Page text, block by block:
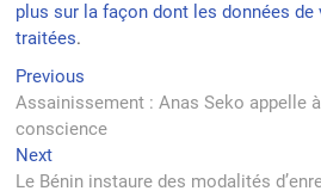
plus sur la façon dont les données
traitées.
Navigation
de
l’article
Previous
post:
Assainissement : Anas Seko appelle
conscience
NextNext
post:
Le Bénin instaure des modalités